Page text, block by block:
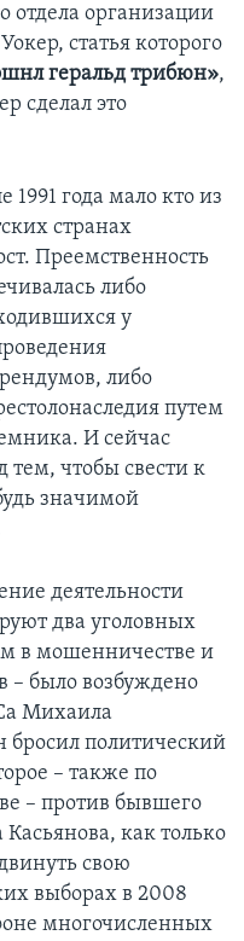
отдела организации
статья которого
геральд трибюн»,
сделал это
1991 года мало кто из
странах
Преемственность
либо
у
либо
путем
И сейчас
тем, чтобы свести к
значимой
деятельности
два уголовных
в мошенничестве и
– было возбуждено
Михаила
бросил политический
– также по
– против бывшего
как только
свою
выборах в 2008
многочисленных